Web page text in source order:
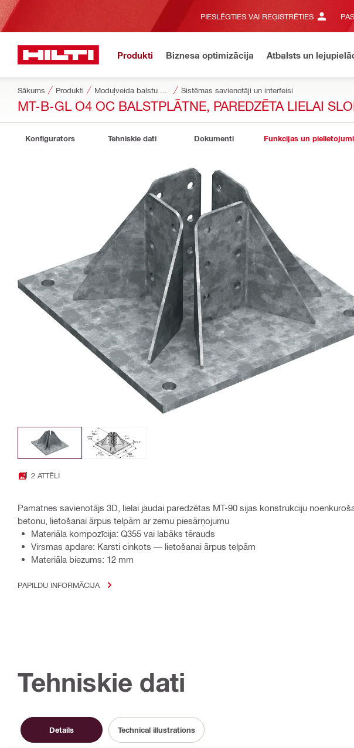
PIESLĒGTIES VAI REĢISTRĒTIES
Produkti Biznesa optimizācija Atbalsts un
Sākums Produkti Sistēmas savienotāji un interfeisi
MT-B-GL O4 OC BALSTPLĀTNE, PAREDZĒTA LIELAI
Konfigurators Tehniskie dati Dokumenti Funkcijas un pielietojumi
2 ATTĒLI
Pamatnes savienotājs 3D, lielai jaudai paredzētas MT-90 sijas konstrukciju
betonu, lietošanai ārpus telpām ar zemu piesārņojumu
Materiāla kompozīcija: Q355 vai labāks tērauds
Virsmas apdare: Karsti cinkots — lietošanai ārpus telpām
Materiāla biezums: 12 mm
PAPILDU INFORMĀCIJA
Tehniskie dati
Details Technical illustrations